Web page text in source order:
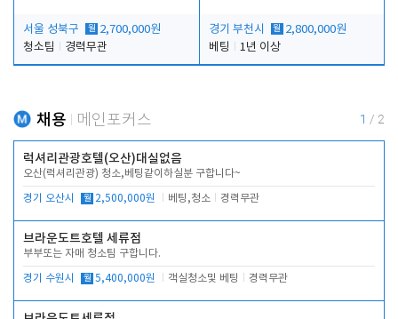
서울 성북구 월 2,700,000원
청소팀
경력무관
경기 부천시 월 2,800,000원
베팅
1년 이상
채용 메인포커스 1 / 2
럭셔리관광호텔(오산)대실없음
오산(럭셔리관광) 청소,베팅같이하실분 구합니다~
경기 오산시 월 2,500,000원 베팅,청소 경력무관
브라운도트호텔 세류점
부부또는 자매 청소팀 구합니다.
경기 수원시 월 5,400,000원 객실청소및 베팅 경력무관